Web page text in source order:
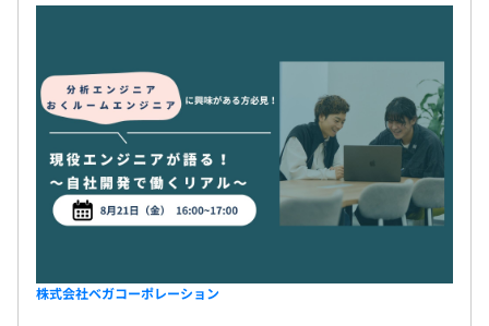
株式会社ベガコーポレーション